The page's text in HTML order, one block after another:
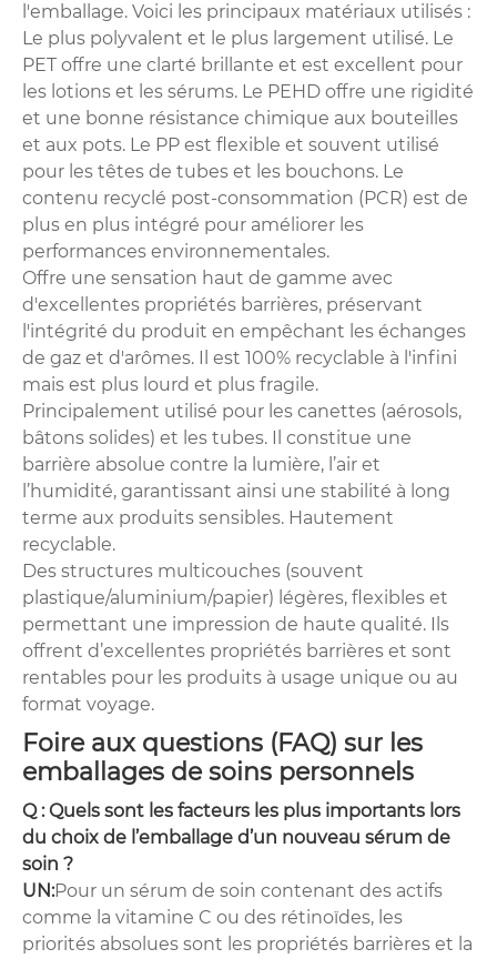
l'emballage. Voici les principaux matériaux utilisés :
Le plus polyvalent et le plus largement utilisé. Le
PET offre une clarté brillante et est excellent pour
les lotions et les sérums. Le PEHD offre une rigidité
et une bonne résistance chimique aux bouteilles
et aux pots. Le PP est flexible et souvent utilisé
pour les têtes de tubes et les bouchons. Le
contenu recyclé post-consommation (PCR) est de
plus en plus intégré pour améliorer les
performances environnementales.
Offre une sensation haut de gamme avec
d'excellentes propriétés barrières, préservant
l'intégrité du produit en empêchant les échanges
de gaz et d'arômes. Il est 100% recyclable à l'infini
mais est plus lourd et plus fragile.
Principalement utilisé pour les canettes (aérosols,
bâtons solides) et les tubes. Il constitue une
barrière absolue contre la lumière, l’air et
l’humidité, garantissant ainsi une stabilité à long
terme aux produits sensibles. Hautement
recyclable.
Des structures multicouches (souvent
plastique/aluminium/papier) légères, flexibles et
permettant une impression de haute qualité. Ils
offrent d’excellentes propriétés barrières et sont
rentables pour les produits à usage unique ou au
format voyage.
Foire aux questions (FAQ) sur les
emballages de soins personnels
Q : Quels sont les facteurs les plus importants lors
du choix de l’emballage d’un nouveau sérum de
soin ?
UN:Pour un sérum de soin contenant des actifs
comme la vitamine C ou des rétinoïdes, les
priorités absolues sont les propriétés barrières et la